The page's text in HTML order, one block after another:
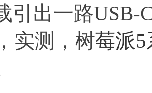
引出一路USB-
实测，树莓派